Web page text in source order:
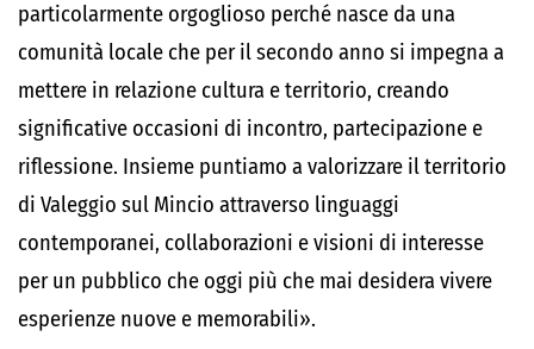
particolarmente orgoglioso perché nasce da una
comunità locale che per il secondo anno si impegna a
mettere in relazione cultura e territorio, creando
significative occasioni di incontro, partecipazione e
riflessione. Insieme puntiamo a valorizzare il territorio
di Valeggio sul Mincio attraverso linguaggi
contemporanei, collaborazioni e visioni di interesse
per un pubblico che oggi più che mai desidera vivere
esperienze nuove e memorabili».